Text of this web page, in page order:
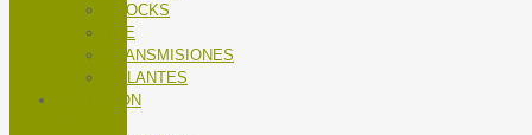
SHOCKS
TEE
TRANSMISIONES
VOLANTES
NUTRICIÓN